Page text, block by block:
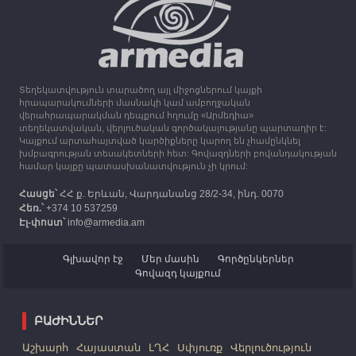
30.09.2023
Միացյալ Թագավորությունը 1 միլիոն ֆունտ
ստեռլինգ կհատկացնի՝ աջակցելու Լեռնային
Ղարաբաղից բռնի տեղահանվածներին
12:25 30.09.2023
Հայաստան է ժամանել բռնի տեղահանված 100
հազար 417 արցախցի
Տեղեկատվություն տարածող այլ միջոցներում կայքի
հրապարակումների մասնակի կամ ամբողջական
վերահրապարակման դեպքում հղումը «Արմեդիա»
տեղեկատվական, վերլուծական գործակալությանը պարտադիր է:
Կայքում արտահայտված կարծիքները կարող են չհամընկնել
խմբագրության տեսակետների հետ: Գովազդների բովանդակության
համար կայքը պատասխանատվություն չի կրում:
Հասցե՝ՀՀ ք. Երևան, Վարդանանց 28/2-34, ինդ. 0070
Հեռ.՝+374 10 537259
Էլ-փոստ՝info@armedia.am
Գլխավոր էջ Մեր մասին
Գործընկերներ
Գովազդ կայքում
ԲԱԺԻՆՆԵՐ
Աշխարհ Հայաստան ԼՂՀ Սփյուռք Վերլուծություն